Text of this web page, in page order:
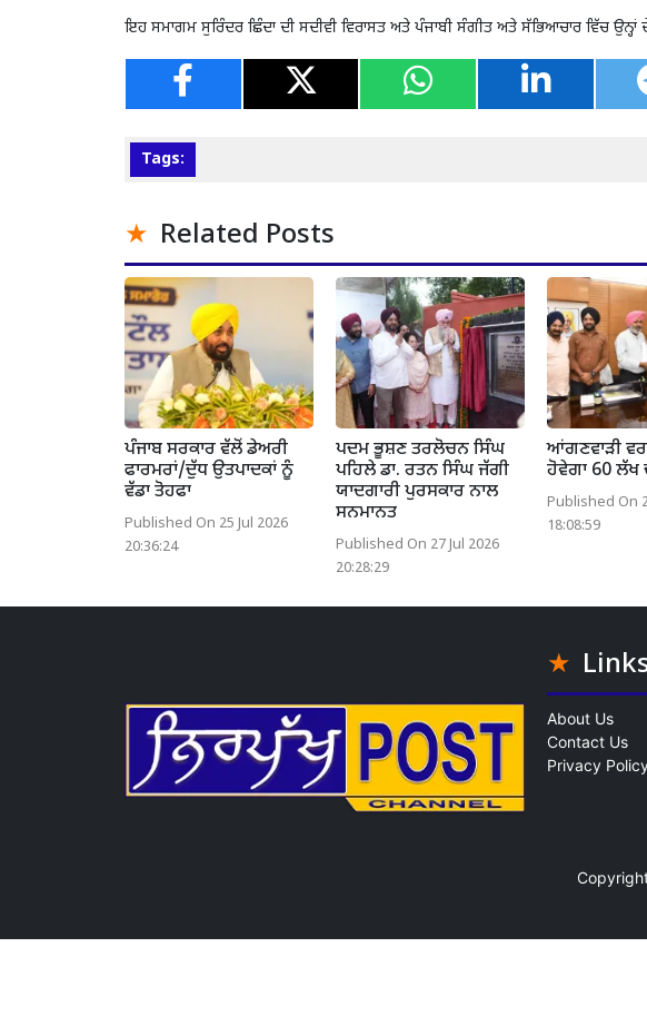
ਇਹ ਸਮਾਗਮ ਸੁਰਿੰਦਰ ਛਿੰਦਾ ਦੀ ਸਦੀਵੀ ਵਿਰਾਸਤ ਅਤੇ ਪੰਜਾਬੀ ਸੰਗੀਤ ਅਤੇ ਸੱਭਿਆਚਾਰ ਵਿੱਚ
Tags:
Related Posts
ਪੰਜਾਬ ਸਰਕਾਰ ਵੱਲੋਂ ਡੇਅਰੀ
ਫਾਰਮਰਾਂ/ਦੁੱਧ ਉਤਪਾਦਕਾਂ ਨੂੰ
ਵੱਡਾ ਤੋਹਫਾ
Published On 25 Jul 2026
20:36:24
ਪਦਮ ਭੂਸ਼ਣ ਤਰਲੋਚਨ ਸਿੰਘ
ਪਹਿਲੇ ਡਾ. ਰਤਨ ਸਿੰਘ ਜੱਗੀ
ਯਾਦਗਾਰੀ ਪੁਰਸਕਾਰ ਨਾਲ
ਸਨਮਾਨਤ
Published On 27 Jul 2026
20:28:29
ਆਂਗਣਵਾੜੀ
ਹੋਵੇਗਾ 60 ਲੱਖ
Published On
18:08:59
About Us
Contact Us
Privacy